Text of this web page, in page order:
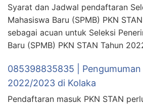
Syarat dan Jadwal pendaftaran
Mahasiswa Baru (SPMB) PKN
sebagai acuan untuk Seleksi
Baru (SPMB) PKN STAN Tahun
085398835835 | Pengumuman
2022/2023 di Kolaka
Pendaftaran masuk PKN STAN